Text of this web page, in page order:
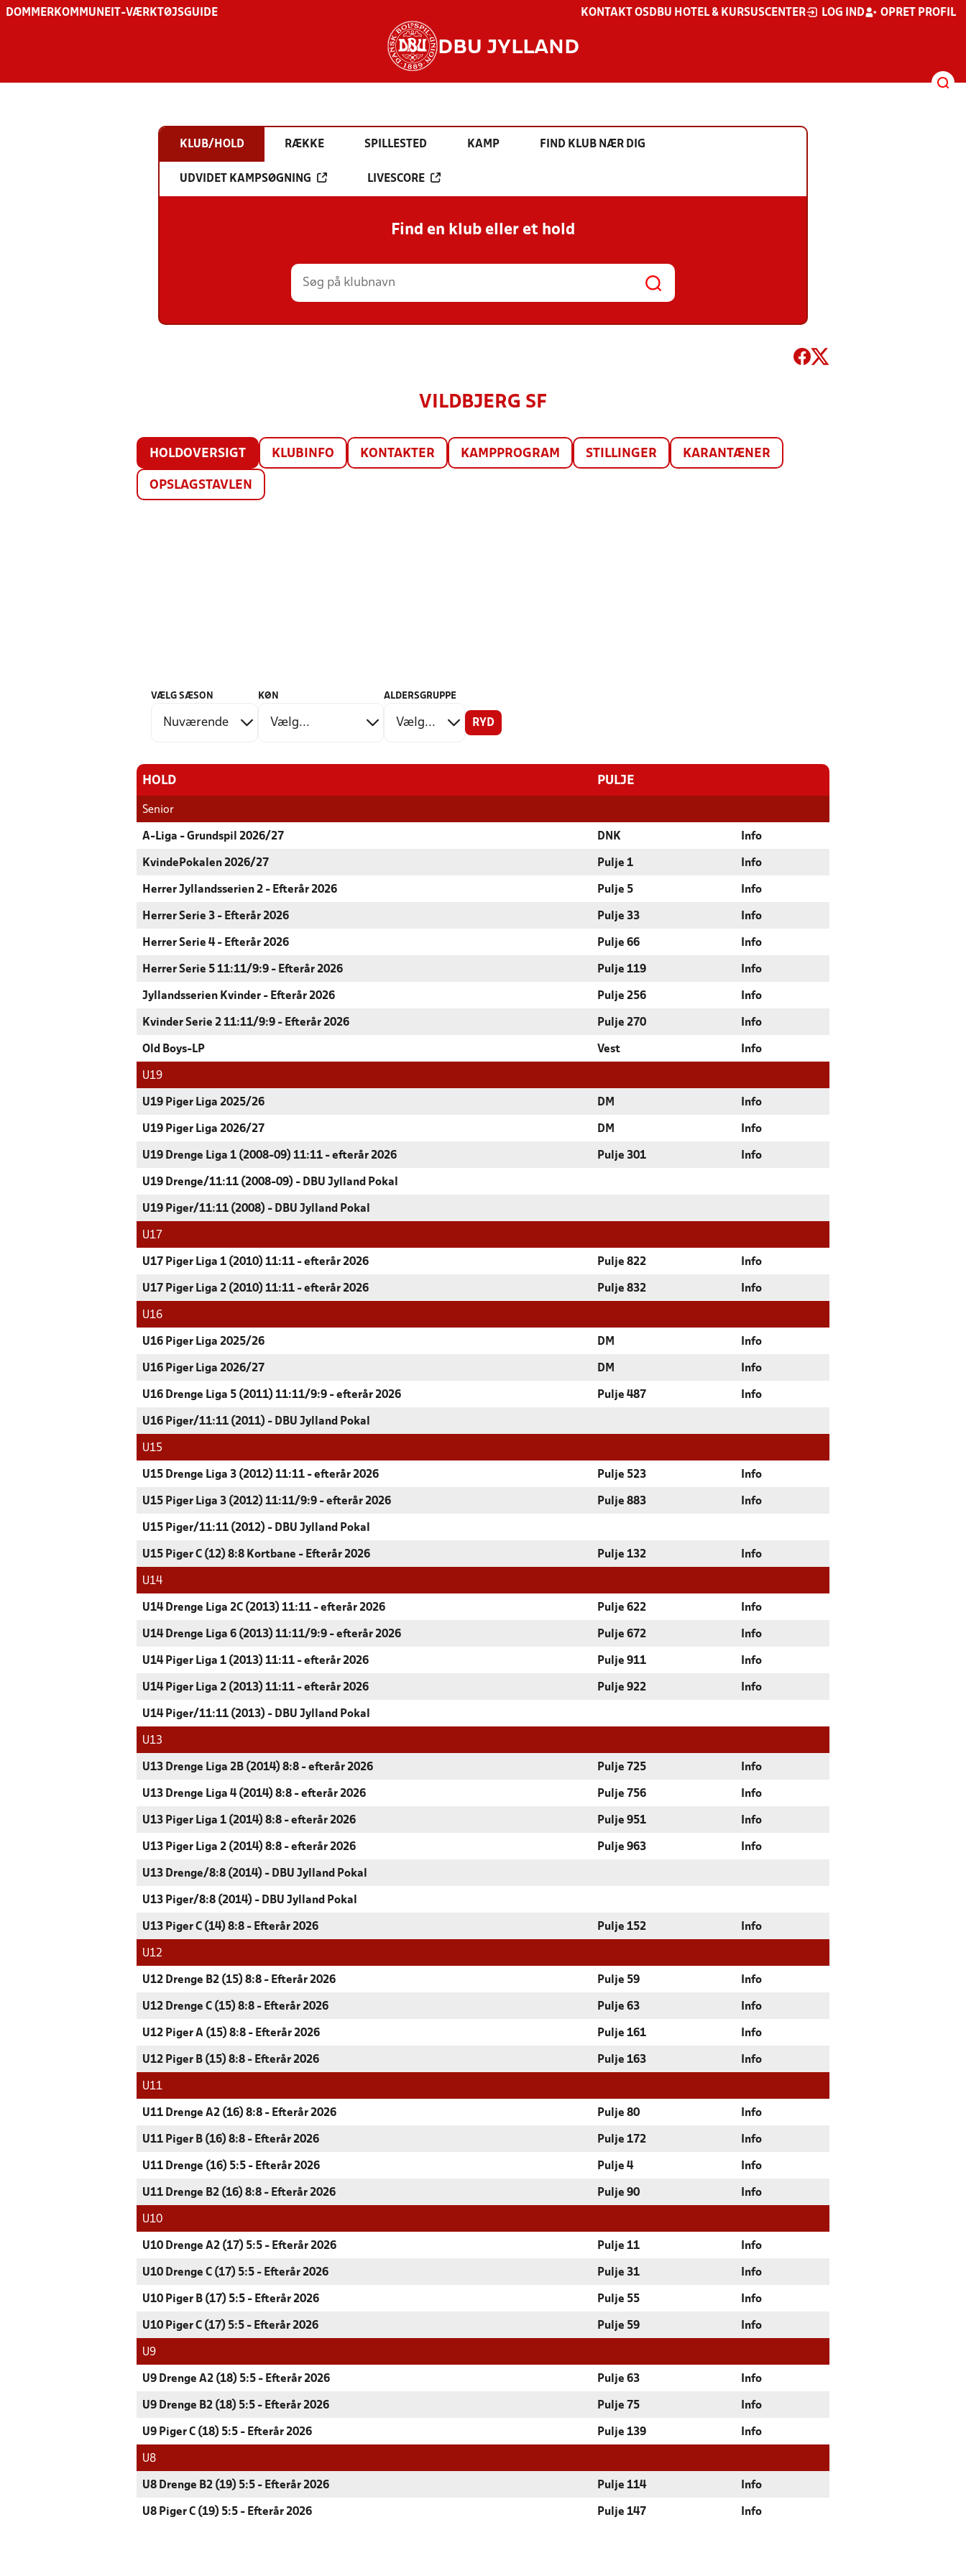
DOMMER KOMMUNE IT-VÆRKTØJSGUIDE KONTAKT OS DBU HOTEL & KURSUSCENTER LOG IND OPRET PROFIL
DBU JYLLAND
KLUB/HOLD RÆKKE SPILLESTED KAMP FIND KLUB NÆR DIG
UDVIDET KAMPSØGNING LIVESCORE
Find en klub eller et hold
VILDBJERG SF
HOLDOVERSIGT KLUBINFO KONTAKTER KAMPPROGRAM STILLINGER KARANTÆNER
OPSLAGSTAVLEN
VÆLG SÆSON KØN ALDERSGRUPPE
RYD
HOLD PULJE
Senior
A-Liga - Grundspil 2026/27 DNK Info
KvindePokalen 2026/27 Pulje 1 Info
Herrer Jyllandsserien 2 - Efterår 2026 Pulje 5 Info
Herrer Serie 3 - Efterår 2026 Pulje 33 Info
Herrer Serie 4 - Efterår 2026 Pulje 66 Info
Herrer Serie 5 11:11/9:9 - Efterår 2026 Pulje 119 Info
Jyllandsserien Kvinder - Efterår 2026 Pulje 256 Info
Kvinder Serie 2 11:11/9:9 - Efterår 2026 Pulje 270 Info
Old Boys-LP Vest Info
U19
U19 Piger Liga 2025/26 DM Info
U19 Piger Liga 2026/27 DM Info
U19 Drenge Liga 1 (2008-09) 11:11 - efterår 2026 Pulje 301 Info
U19 Drenge/11:11 (2008-09) - DBU Jylland Pokal
U19 Piger/11:11 (2008) - DBU Jylland Pokal
U17
U17 Piger Liga 1 (2010) 11:11 - efterår 2026 Pulje 822 Info
U17 Piger Liga 2 (2010) 11:11 - efterår 2026 Pulje 832 Info
U16
U16 Piger Liga 2025/26 DM Info
U16 Piger Liga 2026/27 DM Info
U16 Drenge Liga 5 (2011) 11:11/9:9 - efterår 2026 Pulje 487 Info
U16 Piger/11:11 (2011) - DBU Jylland Pokal
U15
U15 Drenge Liga 3 (2012) 11:11 - efterår 2026 Pulje 523 Info
U15 Piger Liga 3 (2012) 11:11/9:9 - efterår 2026 Pulje 883 Info
U15 Piger/11:11 (2012) - DBU Jylland Pokal
U15 Piger C (12) 8:8 Kortbane - Efterår 2026 Pulje 132 Info
U14
U14 Drenge Liga 2C (2013) 11:11 - efterår 2026 Pulje 622 Info
U14 Drenge Liga 6 (2013) 11:11/9:9 - efterår 2026 Pulje 672 Info
U14 Piger Liga 1 (2013) 11:11 - efterår 2026 Pulje 911 Info
U14 Piger Liga 2 (2013) 11:11 - efterår 2026 Pulje 922 Info
U14 Piger/11:11 (2013) - DBU Jylland Pokal
U13
U13 Drenge Liga 2B (2014) 8:8 - efterår 2026 Pulje 725 Info
U13 Drenge Liga 4 (2014) 8:8 - efterår 2026 Pulje 756 Info
U13 Piger Liga 1 (2014) 8:8 - efterår 2026 Pulje 951 Info
U13 Piger Liga 2 (2014) 8:8 - efterår 2026 Pulje 963 Info
U13 Drenge/8:8 (2014) - DBU Jylland Pokal
U13 Piger/8:8 (2014) - DBU Jylland Pokal
U13 Piger C (14) 8:8 - Efterår 2026 Pulje 152 Info
U12
U12 Drenge B2 (15) 8:8 - Efterår 2026 Pulje 59 Info
U12 Drenge C (15) 8:8 - Efterår 2026 Pulje 63 Info
U12 Piger A (15) 8:8 - Efterår 2026 Pulje 161 Info
U12 Piger B (15) 8:8 - Efterår 2026 Pulje 163 Info
U11
U11 Drenge A2 (16) 8:8 - Efterår 2026 Pulje 80 Info
U11 Piger B (16) 8:8 - Efterår 2026 Pulje 172 Info
U11 Drenge (16) 5:5 - Efterår 2026 Pulje 4 Info
U11 Drenge B2 (16) 8:8 - Efterår 2026 Pulje 90 Info
U10
U10 Drenge A2 (17) 5:5 - Efterår 2026 Pulje 11 Info
U10 Drenge C (17) 5:5 - Efterår 2026 Pulje 31 Info
U10 Piger B (17) 5:5 - Efterår 2026 Pulje 55 Info
U10 Piger C (17) 5:5 - Efterår 2026 Pulje 59 Info
U9
U9 Drenge A2 (18) 5:5 - Efterår 2026 Pulje 63 Info
U9 Drenge B2 (18) 5:5 - Efterår 2026 Pulje 75 Info
U9 Piger C (18) 5:5 - Efterår 2026 Pulje 139 Info
U8
U8 Drenge B2 (19) 5:5 - Efterår 2026 Pulje 114 Info
U8 Piger C (19) 5:5 - Efterår 2026 Pulje 147 Info